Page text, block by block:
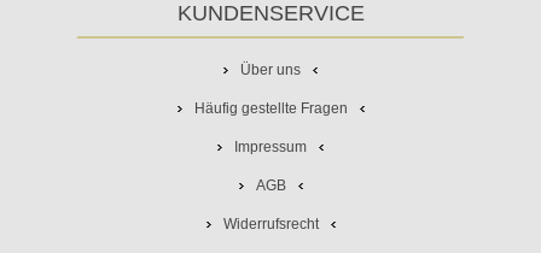
KUNDENSERVICE
Über uns
Häufig gestellte Fragen
Impressum
AGB
Widerrufsrecht